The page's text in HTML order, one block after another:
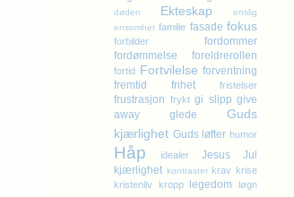
døden
Ekteskap
enslig
ensomhet familie fasade fokus
forbilder
fordommer
fordømmelse
foreldrerollen
fortid Fortvilelse forventning
fremtid
frihet fristelser
frustrasjon frykt gi slipp give
away
glede
Guds
kjærlighet Guds løfter humor
Håp idealer Jesus
Jul
kjærlighet kontraster krav krise
kristenliv kropp legedom løgn